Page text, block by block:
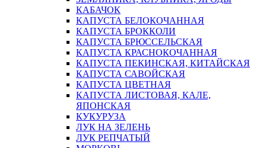
КАБАЧОК
КАПУСТА БЕЛОКОЧАННАЯ
КАПУСТА БРОККОЛИ
КАПУСТА БРЮССЕЛЬСКАЯ
КАПУСТА КРАСНОКОЧАННАЯ
КАПУСТА ПЕКИНСКАЯ, КИТАЙСКАЯ
КАПУСТА САВОЙСКАЯ
КАПУСТА ЦВЕТНАЯ
КАПУСТА ЛИСТОВАЯ, КАЛЕ,
ЯПОНСКАЯ
КУКУРУЗА
ЛУК НА ЗЕЛЕНЬ
ЛУК РЕПЧАТЫЙ